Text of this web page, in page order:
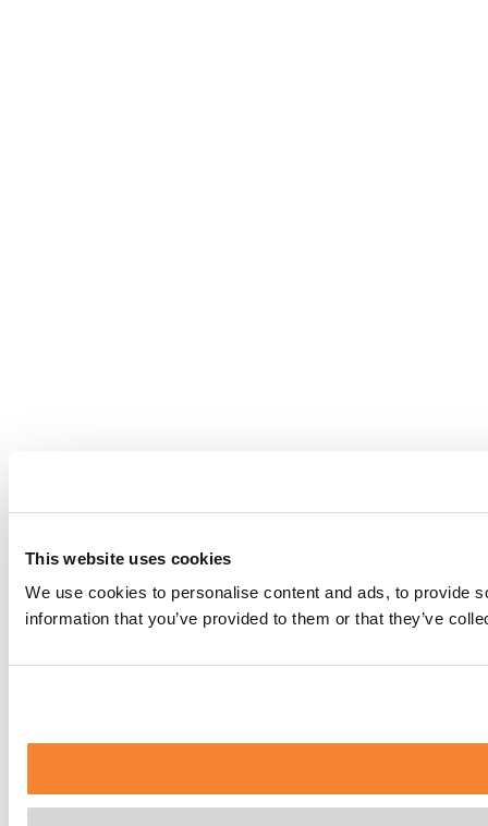
This website uses cookies
We use cookies to personalise content and ads, to provide
information that you’ve provided to them or that they’ve